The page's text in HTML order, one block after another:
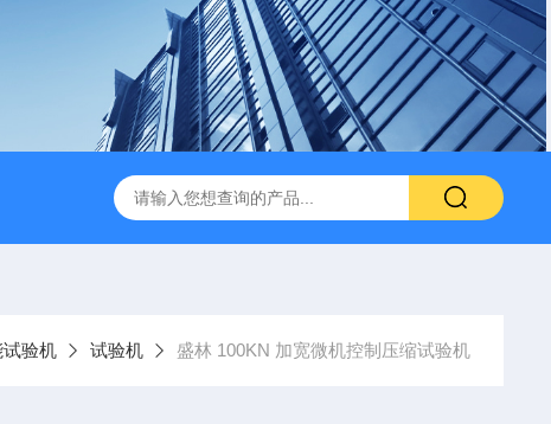
林碳硫高速分析仪 CMT4504盛林5吨万能拉力试验机
验机 试验机 盛林 100KN 加宽微机控制压缩试验机